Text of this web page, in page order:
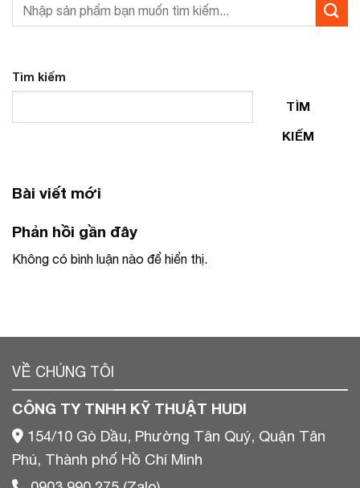
Tìm kiếm
TÌM
KIẾM
Bài viết mới
Phản hồi gần đây
Không có bình luận nào để hiển thị.
VỀ CHÚNG TÔI
CÔNG TY TNHH KỸ THUẬT HUDI
154/10 Gò Dầu, Phường Tân Quý, Quận Tân
Phú, Thành phố Hồ Chí Minh